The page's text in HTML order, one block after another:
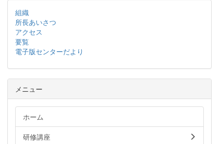
組織
所長あいさつ
アクセス
要覧
電子版センターだより
メニュー
ホーム
研修講座